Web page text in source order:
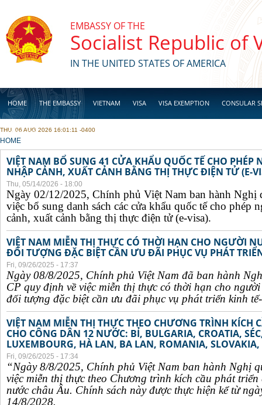
EMBASSY OF THE
Socialist Republic of
IN THE UNITED STATES OF AMERICA
HOME THE EMBASSY VIETNAM VISA VISA EXEMPTION CONSULAR
BUSINESS
THU, 06 AUG 2026 16:01:11 -0400
YOU ARE HERE
HOME
VIỆT NAM BỔ SUNG 41 CỬA KHẨU QUỐC TẾ CHO
NHẬP CẢNH, XUẤT CẢNH BẰNG THỊ THỰC ĐIỆN TỬ (E-
Thu, 05/14/2026 - 18:00
Ngày 02/12/2025, Chính phủ Việt Nam ban hành Nghị
việc bổ sung danh sách các cửa khẩu quốc tế cho phép
cảnh, xuất cảnh bằng thị thực điện tử (e-visa).
VIỆT NAM MIỄN THỊ THỰC CÓ THỜI HẠN CHO NGƯỜI
ĐỐI TƯỢNG ĐẶC BIỆT CẦN ƯU ĐÃI PHỤC VỤ PHÁT
Fri, 09/26/2025 - 17:37
Ngày 08/8/2025, Chính phủ Việt Nam đã ban hành
CP quy định về việc miễn thị thực có thời hạn cho
đối tượng đặc biệt cần ưu đãi phục vụ phát triển kinh
VIỆT NAM MIỄN THỊ THỰC THEO CHƯƠNG TRÌNH KÍCH
CHO CÔNG DÂN 12 NƯỚC: BỈ, BULGARIA, CROATIA,
LUXEMBOURG, HÀ LAN, BA LAN, ROMANIA, SLOVAKIA,
Fri, 09/26/2025 - 17:34
“Ngày 8/8/2025, Chính phủ Việt Nam ban hành Nghị
việc miễn thị thực theo Chương trình kích cầu phát
nước châu Âu. Chính sách này được thực hiện kể từ
14/8/2028.